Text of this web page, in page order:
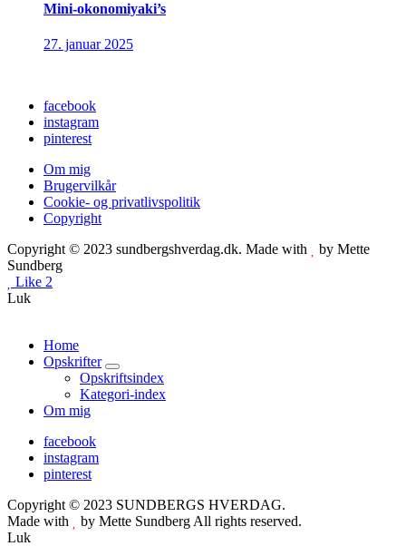
Mini-okonomiyaki’s
27. januar 2025
facebook
instagram
pinterest
Om mig
Brugervilkår
Cookie- og privatlivspolitik
Copyright
Copyright © 2023 sundbergshverdag.dk. Made with
by Mette
Sundberg
Like 2
Luk
Home
Opskrifter
expand
child
menu
Opskriftsindex
Kategori-index
Om mig
facebook
instagram
pinterest
Copyright © 2023 SUNDBERGS HVERDAG.
Made with
by Mette Sundberg All rights reserved.
Luk